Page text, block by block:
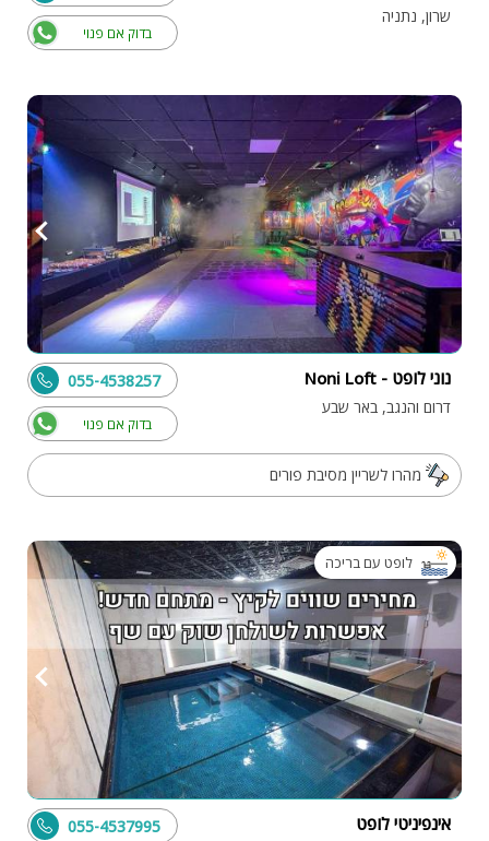
שרון, נתניה
בדוק אם פנוי
נוני לופט - Noni Loft
דרום והנגב, באר שבע
בדוק אם פנוי
055-4538257
מהרו לשריין מסיבת פורים
לופט עם בריכה
אינפיניטי לופט 055-4537995